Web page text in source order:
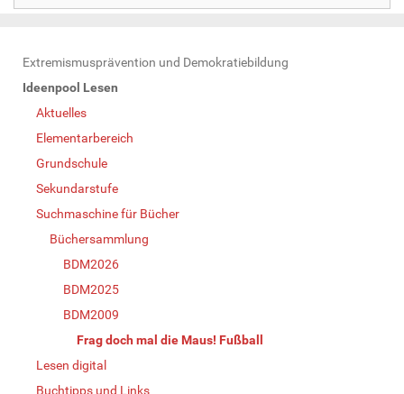
N
a
Extremismusprävention und Demokratiebildung
Ideenpool Lesen
Aktuelles
Elementarbereich
Grundschule
Sekundarstufe
Suchmaschine für Bücher
Büchersammlung
BDM2026
BDM2025
BDM2009
Frag doch mal die Maus! Fußball
Lesen digital
Buchtipps und Links